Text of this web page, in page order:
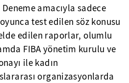
amacıyla sadece
test edilen söz konusu
edilen raporlar, olumlu
FIBA yönetim kurulu ve
ile kadın
organizasyonlarda